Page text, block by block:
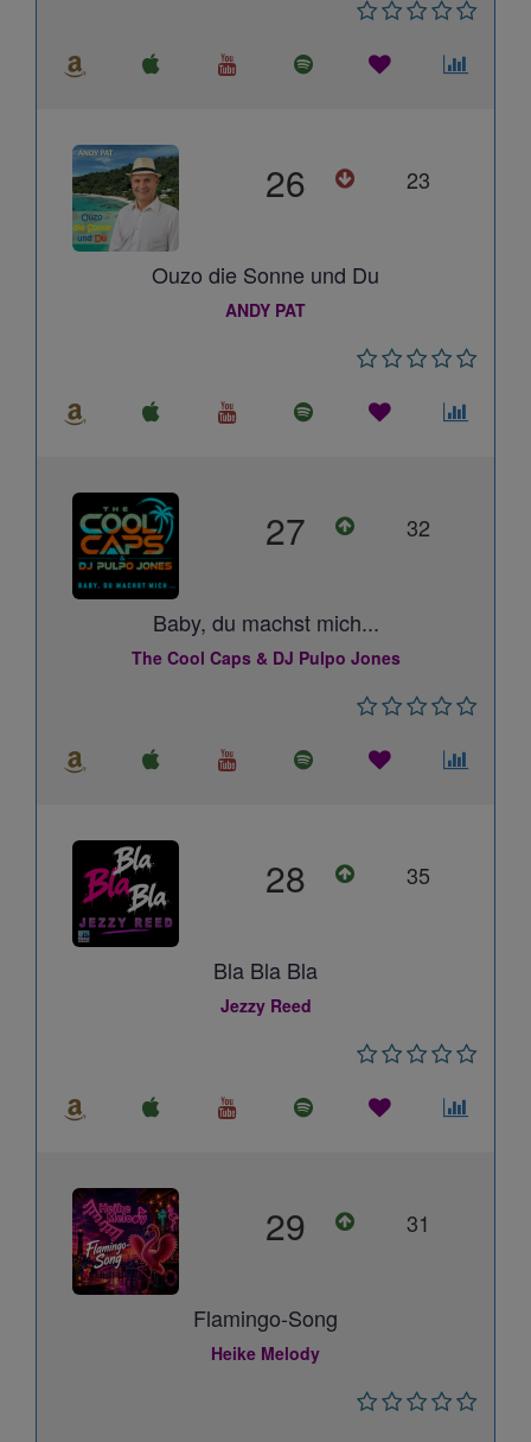
26 23
Ouzo die Sonne und Du
ANDY PAT
27 32
Baby, du machst mich...
The Cool Caps & DJ Pulpo Jones
28 35
Bla Bla Bla
Jezzy Reed
29 31
Flamingo-Song
Heike Melody